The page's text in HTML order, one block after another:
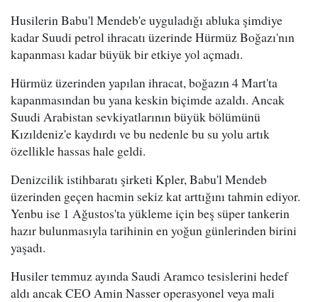
Husilerin Babu'l Mendeb'e uyguladığı abluka şimdiye
kadar Suudi petrol ihracatı üzerinde Hürmüz Boğazı'nın
kapanması kadar büyük bir etkiye yol açmadı.
Hürmüz üzerinden yapılan ihracat, boğazın 4 Mart'ta
kapanmasından bu yana keskin biçimde azaldı. Ancak
Suudi Arabistan sevkiyatlarının büyük bölümünü
Kızıldeniz'e kaydırdı ve bu nedenle bu su yolu artık
özellikle hassas hale geldi.
Denizcilik istihbaratı şirketi Kpler, Babu'l Mendeb
üzerinden geçen hacmin sekiz kat arttığını tahmin ediyor.
Yenbu ise 1 Ağustos'ta yükleme için beş süper tankerin
hazır bulunmasıyla tarihinin en yoğun günlerinden birini
yaşadı.
Husiler temmuz ayında Saudi Aramco tesislerini hedef
aldı ancak CEO Amin Nasser operasyonel veya mali